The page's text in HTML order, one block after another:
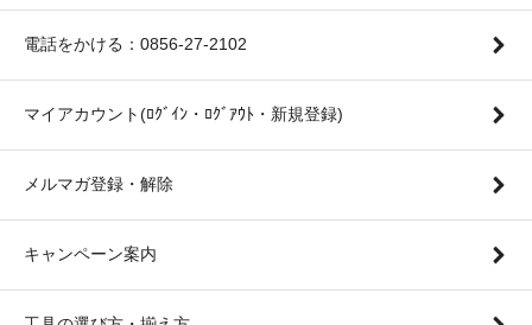
電話をかける：0856-27-2102
マイアカウント(ﾛｸﾞｲﾝ・ﾛｸﾞｱｳﾄ・新規登録)
メルマガ登録・解除
キャンペーン案内